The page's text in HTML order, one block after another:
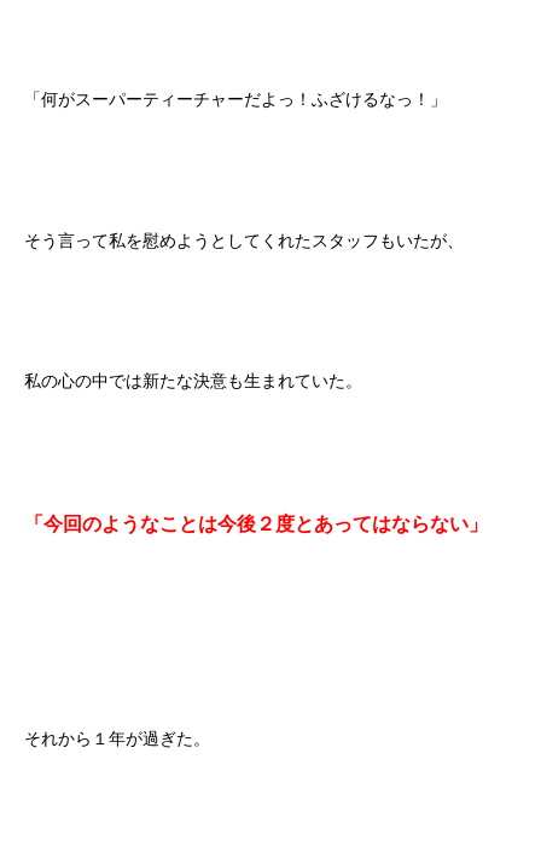
「何がスーパーティーチャーだよっ！ふざけるなっ！」
そう言って私を慰めようとしてくれたスタッフもいたが、
私の心の中では新たな決意も生まれていた。
「今回のようなことは今後２度とあってはならない」
それから１年が過ぎた。